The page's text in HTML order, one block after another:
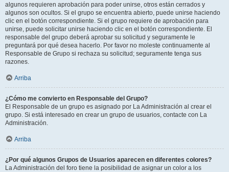
algunos requieren aprobación para poder unirse, otros están cerrados y
algunos son ocultos. Si el grupo se encuentra abierto, puede unirse haciendo
clic en el botón correspondiente. Si el grupo requiere de aprobación para
unirse, puede solicitar unirse haciendo clic en el botón correspondiente. El
responsable del grupo deberá aprobar su solicitud y seguramente le
preguntará por qué desea hacerlo. Por favor no moleste continuamente al
Responsable de Grupo si rechaza su solicitud; seguramente tenga sus
razones.
Arriba
¿Cómo me convierto en Responsable del Grupo?
El Responsable de un grupo es asignado por La Administración al crear el
grupo. Si está interesado en crear un grupo de usuarios, contacte con La
Administración.
Arriba
¿Por qué algunos Grupos de Usuarios aparecen en diferentes colores?
La Administración del foro tiene la posibilidad de asignar un color a los